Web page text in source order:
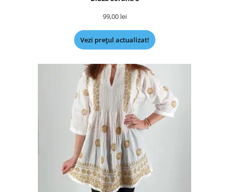
99,00 lei
Vezi prețul actualizat!